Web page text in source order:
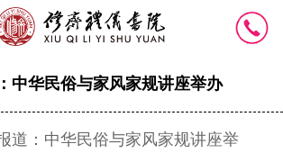
中华民俗与家风家规讲座举办
道：中华民俗与家风家规讲座举